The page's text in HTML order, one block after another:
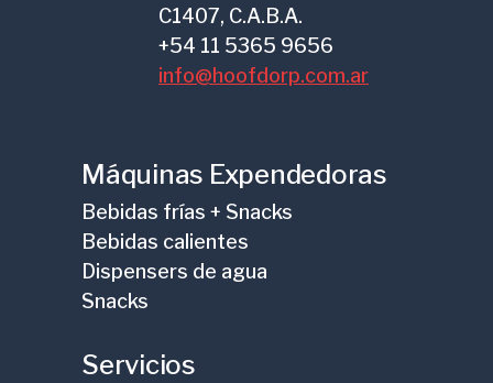
C1407, C.A.B.A.
+54 11 5365 9656
info@hoofdorp.com.ar
Máquinas Expendedoras
Bebidas frías + Snacks
Bebidas calientes
Dispensers de agua
Snacks
Servicios